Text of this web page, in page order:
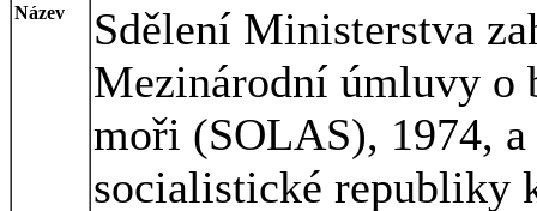
Název
Sdělení Ministerstva
Mezinárodní úmluvy o
moři (SOLAS), 1974,
socialistické republiky